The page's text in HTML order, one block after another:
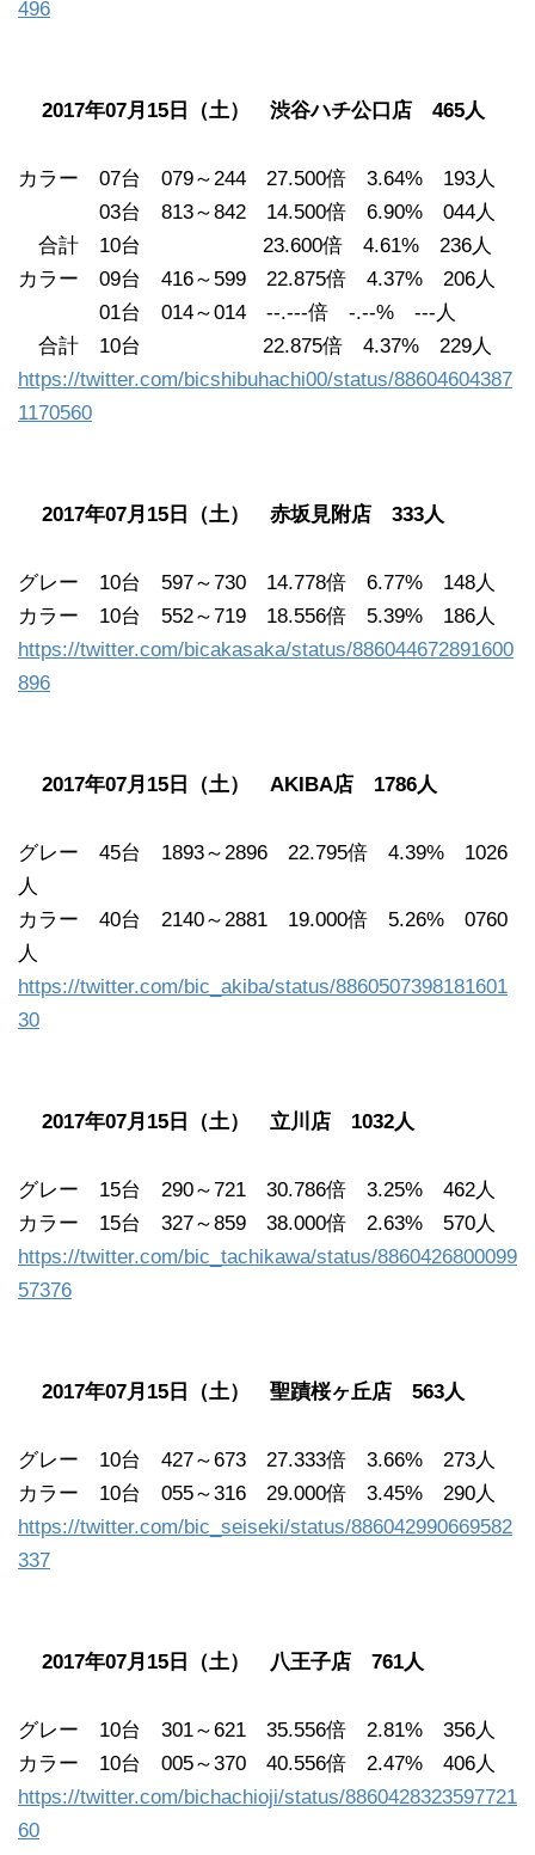
496
2017年07月15日（土） 渋谷ハチ公口店 465人
カラー 07台 079～244 27.500倍 3.64% 193人
03台 813～842 14.500倍 6.90% 044人
合計 10台 23.600倍 4.61% 236人
カラー 09台 416～599 22.875倍 4.37% 206人
01台 014～014 --.---倍 -.--% ---人
合計 10台 22.875倍 4.37% 229人
https://twitter.com/bicshibuhachi00/status/88604604387
1170560
2017年07月15日（土） 赤坂見附店 333人
グレー 10台 597～730 14.778倍 6.77% 148人
カラー 10台 552～719 18.556倍 5.39% 186人
https://twitter.com/bicakasaka/status/886044672891600
896
2017年07月15日（土） AKIBA店 1786人
グレー 45台 1893～2896 22.795倍 4.39% 1026
人
カラー 40台 2140～2881 19.000倍 5.26% 0760
人
https://twitter.com/bic_akiba/status/8860507398181601
30
2017年07月15日（土） 立川店 1032人
グレー 15台 290～721 30.786倍 3.25% 462人
カラー 15台 327～859 38.000倍 2.63% 570人
https://twitter.com/bic_tachikawa/status/8860426800099
57376
2017年07月15日（土） 聖蹟桜ヶ丘店 563人
グレー 10台 427～673 27.333倍 3.66% 273人
カラー 10台 055～316 29.000倍 3.45% 290人
https://twitter.com/bic_seiseki/status/886042990669582
337
2017年07月15日（土） 八王子店 761人
グレー 10台 301～621 35.556倍 2.81% 356人
カラー 10台 005～370 40.556倍 2.47% 406人
https://twitter.com/bichachioji/status/8860428323597721
60